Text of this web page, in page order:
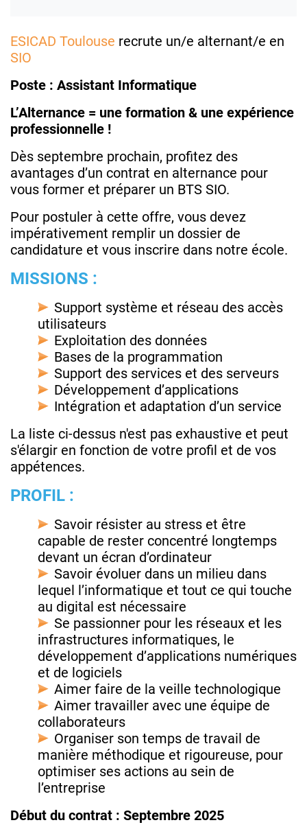
ESICAD Toulouse recrute un/e alternant/e en
SIO
Poste : Assistant Informatique
L’Alternance = une formation & une expérience
professionnelle !
Dès septembre prochain, profitez des
avantages d’un contrat en alternance pour
vous former et préparer un BTS SIO.
Pour postuler à cette offre, vous devez
impérativement remplir un dossier de
candidature et vous inscrire dans notre école.
MISSIONS :
Support système et réseau des accès
utilisateurs
Exploitation des données
Bases de la programmation
Support des services et des serveurs
Développement d’applications
Intégration et adaptation d’un service
La liste ci-dessus n'est pas exhaustive et peut
s'élargir en fonction de votre profil et de vos
appétences.
PROFIL :
Savoir résister au stress et être
capable de rester concentré longtemps
devant un écran d’ordinateur
Savoir évoluer dans un milieu dans
lequel l’informatique et tout ce qui touche
au digital est nécessaire
Se passionner pour les réseaux et les
infrastructures informatiques, le
développement d’applications numériques
et de logiciels
Aimer faire de la veille technologique
Aimer travailler avec une équipe de
collaborateurs
Organiser son temps de travail de
manière méthodique et rigoureuse, pour
optimiser ses actions au sein de
l’entreprise
Début du contrat : Septembre 2025